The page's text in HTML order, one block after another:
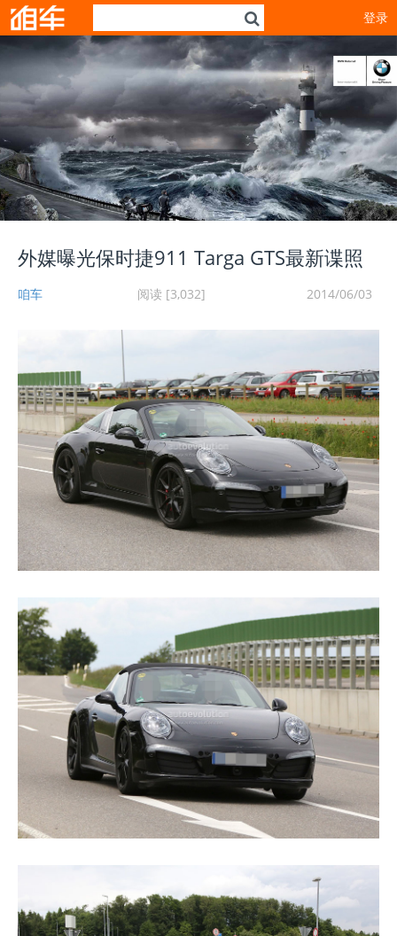
登录
外媒曝光保时捷911 Targa GTS最新谍照
咱车 阅读 [3,032] 2014/06/03